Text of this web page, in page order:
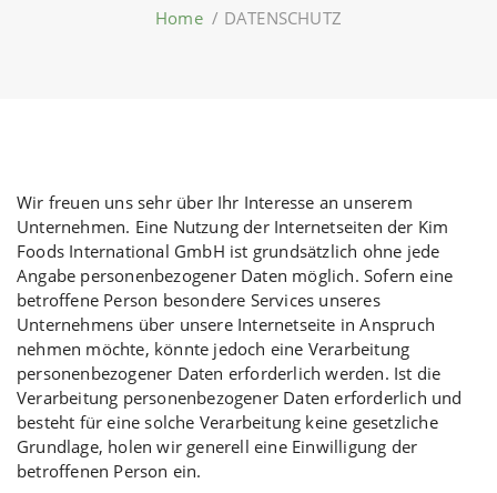
Home/ DATENSCHUTZ
Wir freuen uns sehr über Ihr Interesse an unserem
Unternehmen. Eine Nutzung der Internetseiten der Kim
Foods International GmbH ist grundsätzlich ohne jede
Angabe personenbezogener Daten möglich. Sofern eine
betroffene Person besondere Services unseres
Unternehmens über unsere Internetseite in Anspruch
nehmen möchte, könnte jedoch eine Verarbeitung
personenbezogener Daten erforderlich werden. Ist die
Verarbeitung personenbezogener Daten erforderlich und
besteht für eine solche Verarbeitung keine gesetzliche
Grundlage, holen wir generell eine Einwilligung der
betroffenen Person ein.